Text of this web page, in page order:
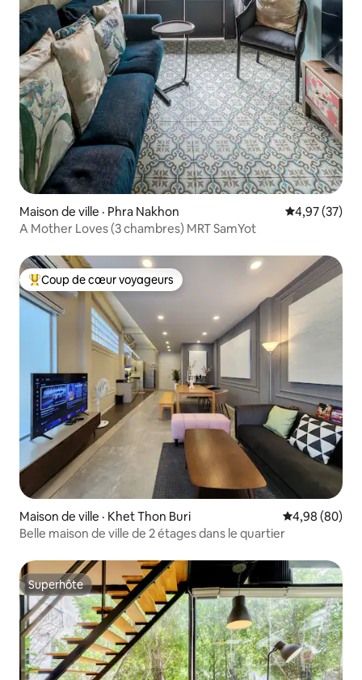
Maison de ville · Phra Nakhon Note
4,97 (37)
A Mother Loves (3 chambres) MRT SamYot
Coup de cœur voyageurs parmi les plus aimés
Coup de cœur voyageurs
Maison de ville · Khet Thon Buri Note
4,98 (80)
Belle maison de ville de 2 étages dans le quartier
Superhôte
Superhôte